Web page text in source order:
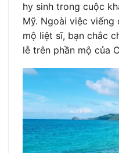
hy sinh trong cuộc
Mỹ. Ngoài việc viếng
mộ liệt sĩ, bạn chắc
lễ trên phần mộ của